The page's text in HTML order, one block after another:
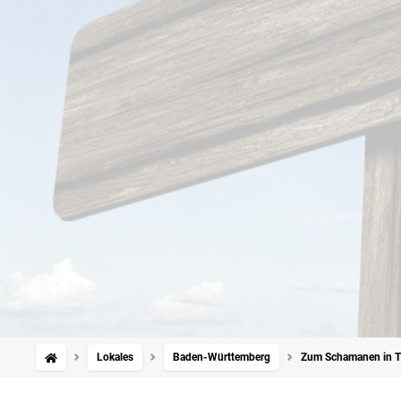
Lokales Baden-Württemberg Zum Schamanen in